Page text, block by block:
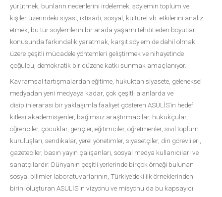
yürütmek, bunların nedenlerini irdelemek, söylemin toplum ve
kişiler üzerindeki siyasi, iktisadi, sosyal, kültürel vb. etkilerini analiz
etmek, bu tür söylemlerin bir arada yaşamı tehdit eden boyutları
konusunda farkındalık yaratmak, karşıt söylem de dahil olmak
üzere çeşitli mücadele yöntemleri geliştirmek ve nihayetinde
çoğulcu, demokratik bir düzene katkı sunmak amaçlanıyor.
Kavramsal tartışmalardan eğitime, hukuktan siyasete, geleneksel
medyadan yeni medyaya kadar, çok çeşitli alanlarda ve
disiplinlerarası bir yaklaşımla faaliyet gösteren ASULİS’in hedef
kitlesi akademisyenler, bağımsız araştırmacılar, hukukçular,
öğrenciler, çocuklar, gençler, eğitimciler, öğretmenler, sivil toplum
kuruluşları, sendikalar, yerel yönetimler, siyasetçiler, din görevlileri,
gazeteciler, basın yayın çalışanları, sosyal medya kullanıcıları ve
sanatçılardır. Dünyanın çeşitli yerlerinde birçok örneği bulunan
sosyal bilimler laboratuvarlarının, Türkiye’deki ilk örneklerinden
birini oluşturan ASULİS’in vizyonu ve misyonu da bu kapsayıcı